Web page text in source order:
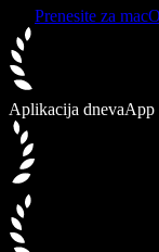
Prenesite za
Aplikacija dnevaApp